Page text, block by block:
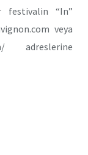
festivalin “In”
veya
adreslerine